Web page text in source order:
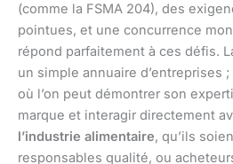
(comme la FSMA 204), des
pointues, et une concurrence
répond parfaitement à ces défis.
un simple annuaire d’entreprises
où l’on peut démontrer son
marque et interagir directement
l’industrie alimentaire, qu’ils
responsables qualité, ou